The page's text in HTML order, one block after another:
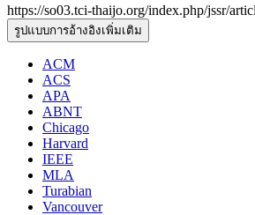
https://so03.tci-thaijo.org/index.php/jssr/
รูปแบบการอ้างอิงเพิ่มเติม
ACM
ACS
APA
ABNT
Chicago
Harvard
IEEE
MLA
Turabian
Vancouver